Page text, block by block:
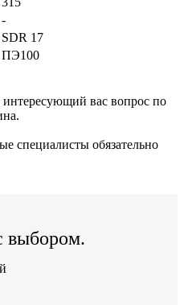
-
SDR 17
ПЭ100
вас вопрос по
специалисты обязательно
выбором.